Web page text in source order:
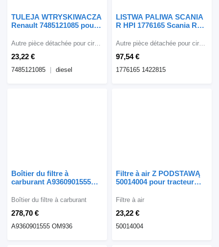
TULEJA WTRYSKIWACZA
Renault 7485121085 pour
23,22 €
Autre pièce détachée pour circuit de carburant
7485121085 diesel
LISTWA PALIWA SCANIA
R HPI 1776165 Scania R
tracteur routier Scania
97,54 €
Autre pièce détachée pour circuit de carburant
1776165 1422815
Boîtier du filtre à
carburant A9360901555
Mercedes-Benz ACTROS
278,70 €
Boîtier du filtre à carburant
A9360901555 OM936
Filtre à air Z PODSTAWĄ
50014004 pour tracteur
23,22 €
Filtre à air
50014004